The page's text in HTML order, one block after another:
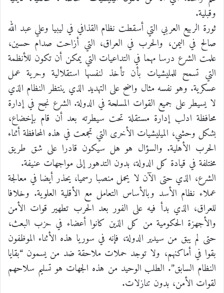
وقبلية.
ثورة الربيع العربي التي أسقطت نظام القذافي في ليبيا وعلي عبد الله
صالح في اليمن، والحرب في العراق، التي أزاحت صدام حسين،
علمت الشرع درسا مهما في التداعيات التي يمكن أن تكون للأنظمة
التي تسمح للمليشيات بأن تأخذ لنفسها استقلالية وحرية عمل
عسكرية. وهو نفسه مثال واضح على التهديد الذي ينتظر النظام الذي
لا يسيطر على جميع القوات المسلحة في الدولة. الشرع نجح في إدارة
محافظة ادلب إدارة مستقلة تحت سيطرته بعد أن قام بإخضاع،
بشكل وحشي، الميليشيات الأخرى التي تجمعت في هذه المحافظة أثناء
الحرب الأهلية. والسؤال هو هل سيكون قادرا على شق طريق
مختلفة في قيادة كل الدولة، بدون التدهور إلى مواجهات عنيفة.
الشرع، الذي حتى الآن لا يحمل منصبا رسميا، يحذر أيضا في معالجة
عملاء نظام الأسد وبالأساس التعامل مع الأقلية العلوية. وخلافا
للعراق، الذي بدأ فيه على الفور بعد الحرب تطهير قوات الأمن
والأجهزة الحكومية من كل الذين كانوا أعضاء في حزب البعث،
حتى لم يبق من سيدير الدولة، فإنه في سوريا هذه الأثناء الموظفون
بقوا في أماكنهم، ولا توجد حملات ملاحقة ضد من يسمون “بقايا
النظام السابق”. الطلب الوحيد من هذه الجهات هو تسليم سلاحهم
لقوات الأمن، بدون تنازلات.